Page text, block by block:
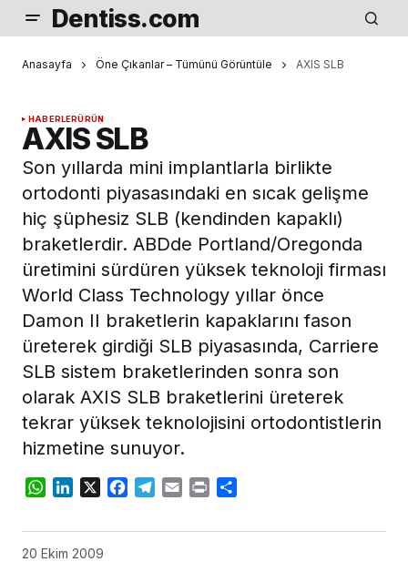
Dentiss.com
Anasayfa Öne Çıkanlar – Tümünü Görüntüle AXIS SLB
HABERLERÜRÜN
AXIS SLB
Son yıllarda mini implantlarla birlikte
ortodonti piyasasındaki en sıcak gelişme
hiç şüphesiz SLB (kendinden kapaklı)
braketlerdir. ABDde Portland/Oregonda
üretimini sürdüren yüksek teknoloji firması
World Class Technology yıllar önce
Damon II braketlerin kapaklarını fason
üreterek girdiği SLB piyasasında, Carriere
SLB sistem braketlerinden sonra son
olarak AXIS SLB braketlerini üreterek
tekrar yüksek teknolojisini ortodontistlerin
hizmetine sunuyor.
WhatsApp
LinkedIn
X Facebook
Telegram
Email Print
20 Ekim 2009